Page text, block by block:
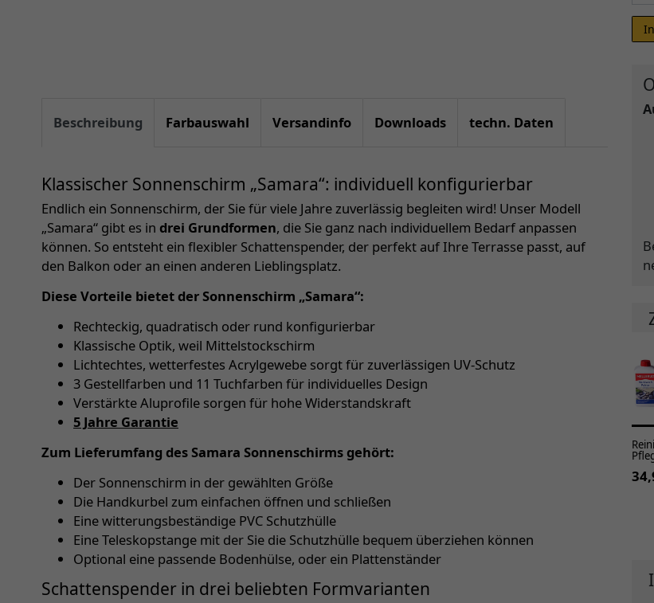
Beschreibung Farbauswahl Versandinfo Downloads techn. Daten
Klassischer Sonnenschirm „Samara“: individuell konfigurierbar
Endlich ein Sonnenschirm, der Sie für viele Jahre zuverlässig begleiten wird! Unser Modell
„Samara“ gibt es in drei Grundformen, die Sie ganz nach individuellem Bedarf anpassen
können. So entsteht ein flexibler Schattenspender, der perfekt auf Ihre Terrasse passt, auf
den Balkon oder an einen anderen Lieblingsplatz.
Diese Vorteile bietet der Sonnenschirm „Samara“:
Rechteckig, quadratisch oder rund konfigurierbar
Klassische Optik, weil Mittelstockschirm
Lichtechtes, wetterfestes Acrylgewebe sorgt für zuverlässigen UV-Schutz
3 Gestellfarben und 11 Tuchfarben für individuelles Design
Verstärkte Aluprofile sorgen für hohe Widerstandskraft
5 Jahre Garantie
Zum Lieferumfang des Samara Sonnenschirms gehört:
Der Sonnenschirm in der gewählten Größe
Die Handkurbel zum einfachen öffnen und schließen
Eine witterungsbeständige PVC Schutzhülle
Eine Teleskopstange mit der Sie die Schutzhülle bequem überziehen können
Optional eine passende Bodenhülse, oder ein Plattenständer
Schattenspender in drei beliebten Formvarianten